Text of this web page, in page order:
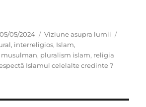
Posted
05/05/2024 Categories
Viziune asupra lumii
, interreligios, Islam,
musulman, pluralism islam, religia
Islamul celelalte credinte ?